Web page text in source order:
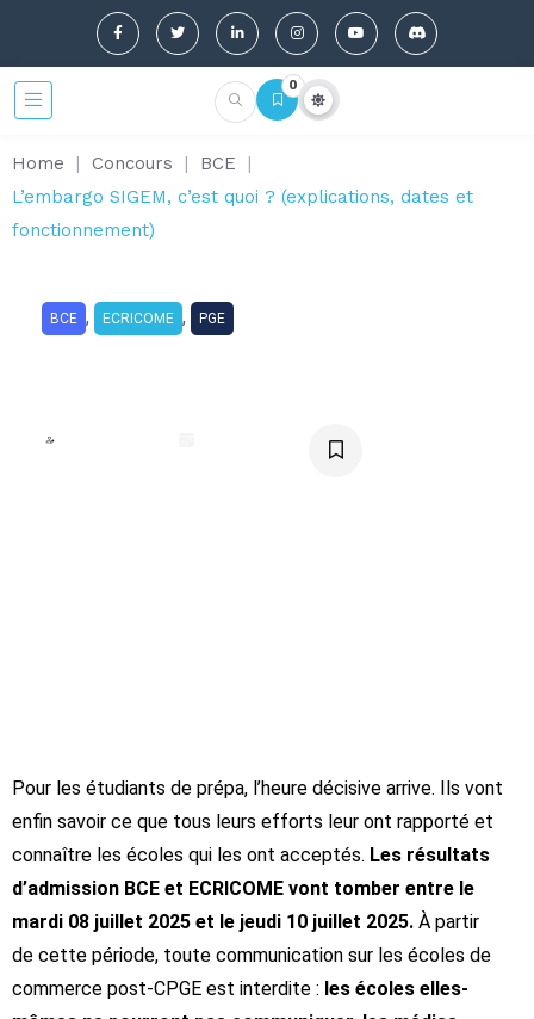
0
Home | Concours | BCE
|
L’embargo SIGEM, c’est quoi ? (explications, dates et
fonctionnement)
BCE , ECRICOME , PGE
Pour les étudiants de prépa, l’heure décisive arrive. Ils vont
enfin savoir ce que tous leurs efforts leur ont rapporté et
connaître les écoles qui les ont acceptés. Les résultats
d’admission BCE et ECRICOME vont tomber entre le
mardi 08 juillet 2025 et le jeudi 10 juillet 2025. À partir
de cette période, toute communication sur les écoles de
commerce post-CPGE est interdite : les écoles elles-